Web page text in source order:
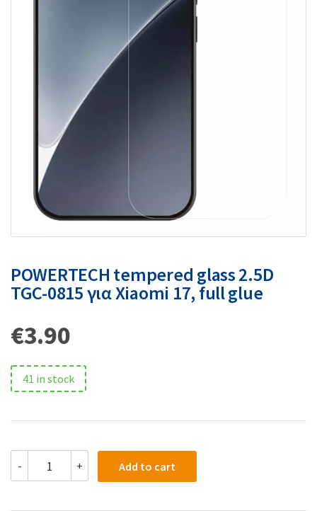
POWERTECH tempered glass 2.5D
TGC-0815 για Xiaomi 17, full glue
€3.90
41 in stock
- + Add to cart